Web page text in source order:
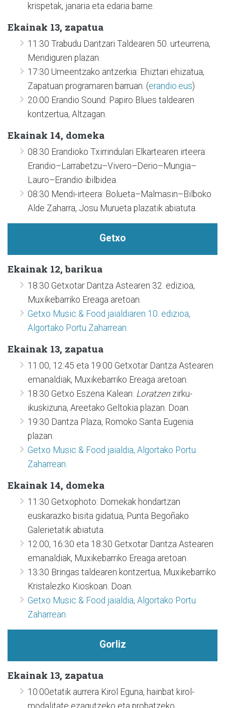
krispetak, janaria eta edaria barne.
Ekainak 13, zapatua
11:30 Trabudu Dantzari Taldearen 50. urteurrena,
Mendiguren plazan.
17:30 Umeentzako antzerkia: Ehiztari ehizatua,
Zapatuan programaren barruan. (erandio.eus)
20:00 Erandio Sound: Papiro Blues taldearen
kontzertua, Altzagan.
Ekainak 14, domeka
08:30 Erandioko Txirrindulari Elkartearen irteera:
Erandio–Larrabetzu–Vivero–Derio–Mungia–
Lauro–Erandio ibilbidea.
08:30 Mendi-irteera: Bolueta–Malmasin–Bilboko
Alde Zaharra, Josu Murueta plazatik abiatuta.
Getxo
Ekainak 12, barikua
18:30 Getxotar Dantza Astearen 32. edizioa,
Muxikebarriko Ereaga aretoan.
Getxo Music & Food jaialdiaren 10. edizioa,
Algortako Portu Zaharrean.
Ekainak 13, zapatua
11:00, 12:45 eta 19:00 Getxotar Dantza Astearen
emanaldiak, Muxikebarriko Ereaga aretoan.
18:30 Getxo Eszena Kalean: Loratzen zirku-
ikuskizuna, Areetako Geltokia plazan. Doan.
19:30 Dantza Plaza, Romoko Santa Eugenia
plazan.
Getxo Music & Food jaialdia, Algortako Portu
Zaharrean.
Ekainak 14, domeka
11:30 Getxophoto: Domekak hondartzan
euskarazko bisita gidatua, Punta Begoñako
Galerietatik abiatuta.
12:00, 16:30 eta 18:30 Getxotar Dantza Astearen
emanaldiak, Muxikebarriko Ereaga aretoan.
13:30 Bringas taldearen kontzertua, Muxikebarriko
Kristalezko Kioskoan. Doan.
Getxo Music & Food jaialdia, Algortako Portu
Zaharrean.
Gorliz
Ekainak 13, zapatua
10:00etatik aurrera Kirol Eguna, hainbat kirol-